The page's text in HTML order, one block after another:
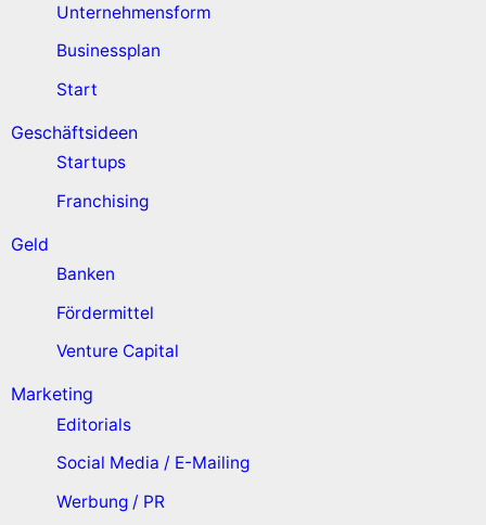
Unternehmensform
Businessplan
Start
Geschäftsideen
Startups
Franchising
Geld
Banken
Fördermittel
Venture Capital
Marketing
Editorials
Social Media / E-Mailing
Werbung / PR